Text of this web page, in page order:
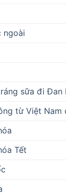
ngoài
sữa đi Đan
từ Việt Nam
Tết